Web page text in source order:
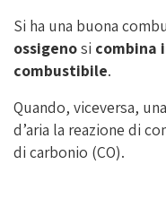
Si ha una buona
ossigenosi combina
combustibile.
Quando, viceversa,
d’aria la reazione di
di carbonio (CO).